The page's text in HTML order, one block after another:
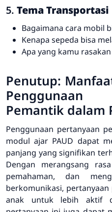
5. Tema Transportasi
Bagaimana cara mobil
Kenapa sepeda bisa
Apa yang kamu
Penutup:
Pemantik dalam
Penggunaan pertanyaan
modul ajar PAUD dapat
panjang yang signifikan
Dengan merangsang
pemahaman, dan
berkomunikasi,
anak untuk lebih aktif